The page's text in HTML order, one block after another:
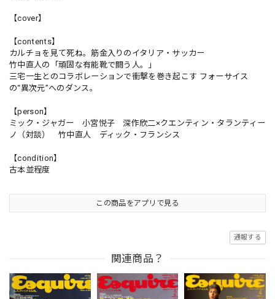
【cover】
【contents】
カルチョを見て死ね。筋金入りのイタリア・サッカー
竹中直人の「頑固な有能靴で闘う人。」
三宅一生とのコラボレーションで衝撃を巻き起こす フォーサイス
の“異次元”へのダンス。
【person】
ミック・ジャガー 小宮悦子 深作欣二×クエンティン・タランティー
ノ（対談） 竹中直人 ディック・フランシス
【condition】
古本並程度
この商品をアプリで見る
通報する
関連商品？